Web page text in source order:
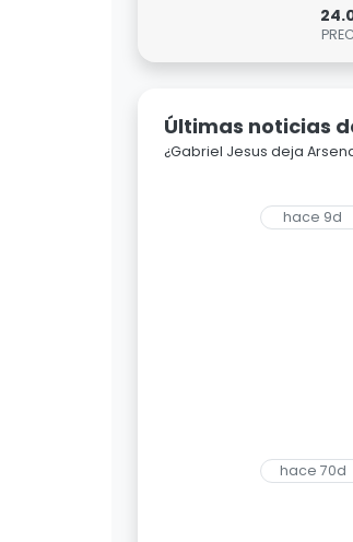
Últimas noticias
¿Gabriel Jesus deja
hace 9d
hace 70d